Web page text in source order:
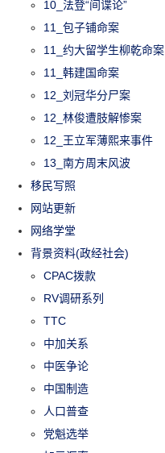
10_法登“间谍论”
11_包子铺命案
11_约大留学生柳乾命案
11_韩建国命案
12_刘冠华分尸案
12_林俊遭肢解惨案
12_王立军薄熙来事件
13_南方周末风波
移民写照
网站更新
网络学堂
背景资料(政经社会)
CPAC拨款
RV调研系列
TTC
中加关系
中医争论
中国制造
人口普查
党魁选举